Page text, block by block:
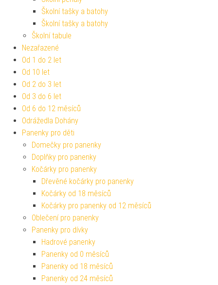
Školní tašky a batohy
Školní tašky a batohy
Školní tabule
Nezařazené
Od 1 do 2 let
Od 10 let
Od 2 do 3 let
Od 3 do 6 let
Od 6 do 12 měsíců
Odrážedla Dohány
Panenky pro děti
Domečky pro panenky
Doplňky pro panenky
Kočárky pro panenky
Dřevěné kočárky pro panenky
Kočárky od 18 měsíců
Kočárky pro panenky od 12 měsíců
Oblečení pro panenky
Panenky pro dívky
Hadrové panenky
Panenky od 0 měsíců
Panenky od 18 měsíců
Panenky od 24 měsíců